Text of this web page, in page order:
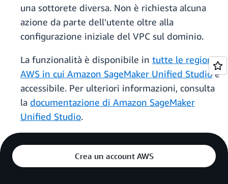
una sottorete diversa. Non è richiesta alcuna
azione da parte dell'utente oltre alla
configurazione iniziale del VPC sul dominio.
La funzionalità è disponibile in tutte le regioni
AWS in cui Amazon SageMaker Unified Studioè
accessibile. Per ulteriori informazioni, consulta
la documentazione di Amazon SageMaker
Unified Studio.
Crea un account AWS